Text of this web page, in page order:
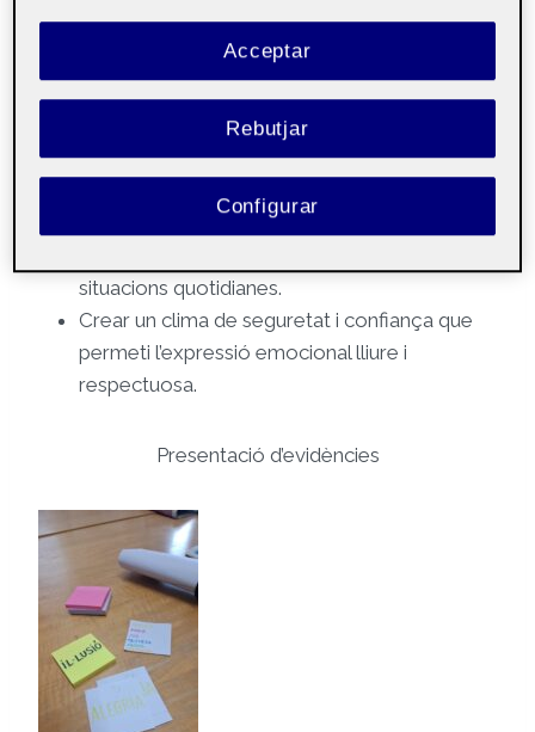
Objectius
Afavorir la consciència emocional de l’alumnat
mitjançant la identificació d’emocions
Fomentar l’autoconeixement emocional,
situacions quotidianes.
Crear un clima de seguretat i confiança que
permeti l’expressió emocional lliure i
respectuosa.
Presentació d’evidències
Rebutjar
Acceptar
Configurar